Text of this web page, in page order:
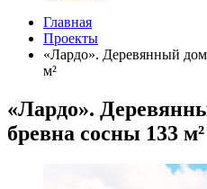
Главная
Проекты
«Лардо». Деревянный
м²
«Лардо».
бревна сосны 133 м²